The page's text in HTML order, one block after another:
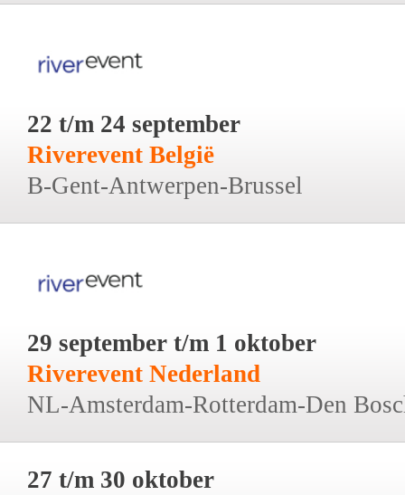
22 t/m 24 september
Riverevent België
B-Gent-Antwerpen-Brussel
29 september t/m 1 oktober
Riverevent Nederland
NL-Amsterdam-Rotterdam-Den
27 t/m 30 oktober